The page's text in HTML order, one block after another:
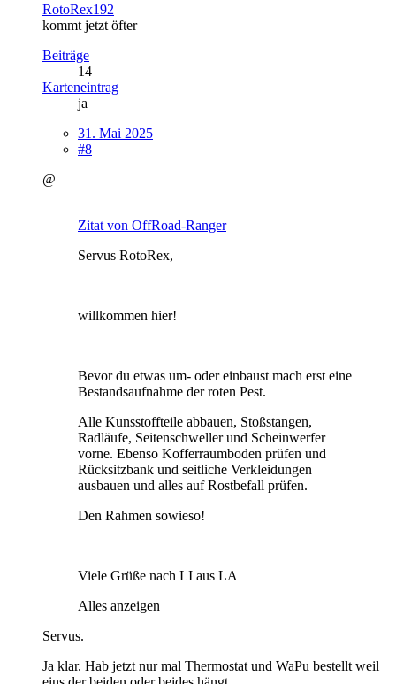
RotoRex192
kommt jetzt öfter
Beiträge
14
Karteneintrag
ja
31. Mai 2025
#8
@
Zitat von OffRoad-Ranger
Servus RotoRex,
willkommen hier!
Bevor du etwas um- oder einbaust mach erst eine
Bestandsaufnahme der roten Pest.
Alle Kunsstoffteile abbauen, Stoßstangen,
Radläufe, Seitenschweller und Scheinwerfer
vorne. Ebenso Kofferraumboden prüfen und
Rücksitzbank und seitliche Verkleidungen
ausbauen und alles auf Rostbefall prüfen.
Den Rahmen sowieso!
Viele Grüße nach LI aus LA
Alles anzeigen
Servus.
Ja klar. Hab jetzt nur mal Thermostat und WaPu bestellt weil